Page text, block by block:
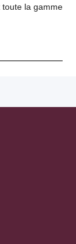
toute la gamme